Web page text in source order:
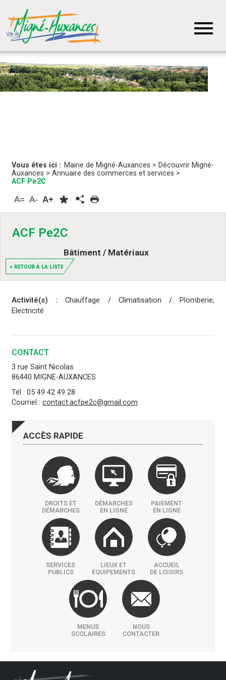
Vous êtes ici : Mairie de Migné-Auxances > Découvrir Migné-
Auxances > Annuaire des commerces et services >
ACF Pe2C
A= A- A+
ACF Pe2C
Bâtiment / Matériaux
> RETOUR À LA LISTE
Activité(s) : Chauffage / Climatisation / Plomberie,
Electricité
CONTACT
3 rue Saint Nicolas
86440 MIGNE-AUXANCES
Tél : 05 49 42 49 28
Courriel : contact.acfpe2c@gmail.com
ACCÈS RAPIDE
DROITS ET
DÉMARCHES
DÉMARCHES
EN LIGNE
PAIEMENT
EN LIGNE
SERVICES
PUBLICS
LIEUX ET
ÉQUIPEMENTS
ACCUEIL
DE LOISIRS
MENUS
SCOLAIRES
NOUS
CONTACTER